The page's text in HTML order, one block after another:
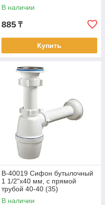
В наличии
885 ₸
Купить
В-40019 Сифон бутылочный
1 1/2"х40 мм, с прямой
трубой 40-40 (35)
В наличии